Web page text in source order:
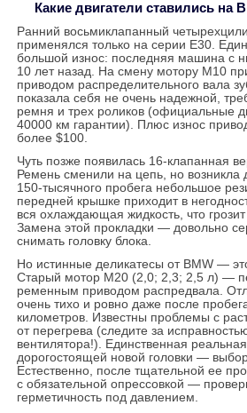
Какие двигатели ставились на
Ранний восьмиклапанный
применялся только на серии Е30.
большой износ: последняя машина с
10 лет назад. На смену мотору М10
приводом распределительного вала
показала себя не очень надежной,
ремня и трех роликов (официальные
40000 км гарантии). Плюс износ
более $100.
Чуть позже появилась 16-клапанная
Ремень сменили на цепь, но
150-тысячного пробега небольшое
передней крышке приходит в
вся охлаждающая жидкость, что
Замена этой прокладки — довольно
снимать головку блока.
Но истинные деликатесы от BMW —
Старый мотор М20 (2,0; 2,3; 2,5 л) —
ременным приводом распредвала.
очень тихо и ровно даже после
километров. Известны проблемы с
от перегрева (следите за
вентилятора!). Единственная
дорогостоящей новой головки —
Естественно, после тщательной ее
с обязательной опрессовкой —
герметичность под давлением.